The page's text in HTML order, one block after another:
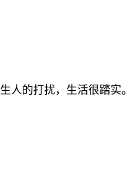
人的打扰，生活很踏实。